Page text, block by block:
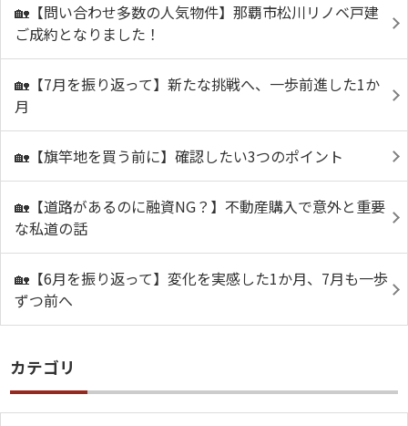
🏡【問い合わせ多数の人気物件】那覇市松川リノベ戸建
ご成約となりました！
🏡【7月を振り返って】新たな挑戦へ、一歩前進した1か
月
🏡【旗竿地を買う前に】確認したい3つのポイント
🏡【道路があるのに融資NG？】不動産購入で意外と重要
な私道の話
🏡【6月を振り返って】変化を実感した1か月、7月も一歩
ずつ前へ
カテゴリ